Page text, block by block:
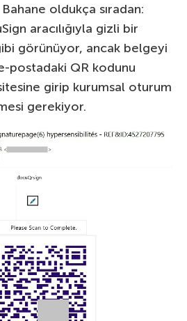
oldukça sıradan:
aracılığıyla gizli bir
görünüyor, ancak belgeyi
e-postadaki QR kodunu
girip kurumsal oturum
gerekiyor.